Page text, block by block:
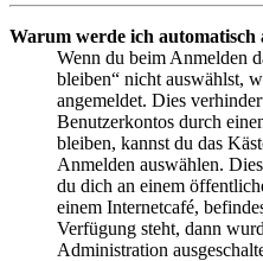
Warum werde ich automatisch
Wenn du beim Anmelden
bleiben“ nicht auswählst,
angemeldet. Dies
Benutzerkontos durch
bleiben, kannst du das
Anmelden auswählen.
du dich an einem
einem Internetcafé,
Verfügung steht, dann
Administration